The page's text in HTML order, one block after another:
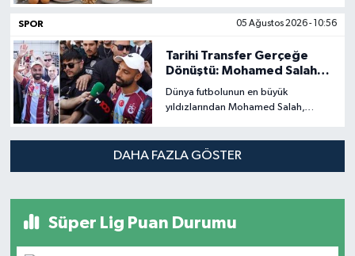
dünyasının en güçlü trendlerinden biri
SPOR 05 Ağustos 2026 - 10:56
Tarihi Transfer Gerçeğe
Dönüştü: Mohamed Salah
Trabzonspor'da
Dünya futbolunun en büyük
yıldızlarından Mohamed Salah,
transferlerinden birine imza attı.
DAHA FAZLA GÖSTER
Süper Lig Puan Durumu